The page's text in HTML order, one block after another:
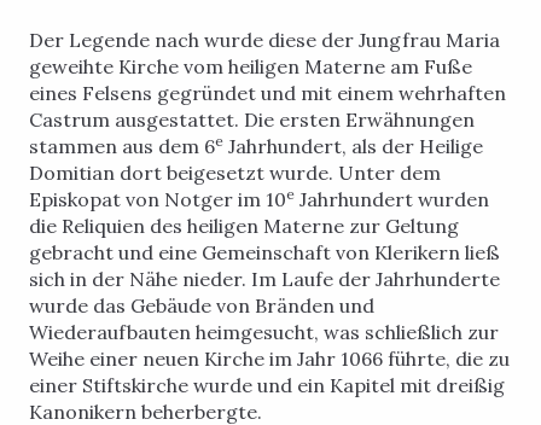
Der Legende nach wurde diese der Jungfrau Maria
geweihte Kirche vom heiligen Materne am Fuße
eines Felsens gegründet und mit einem wehrhaften
Castrum ausgestattet. Die ersten Erwähnungen
stammen aus dem 6e Jahrhundert, als der Heilige
Domitian dort beigesetzt wurde. Unter dem
Episkopat von Notger im 10e Jahrhundert wurden
die Reliquien des heiligen Materne zur Geltung
gebracht und eine Gemeinschaft von Klerikern ließ
sich in der Nähe nieder. Im Laufe der Jahrhunderte
wurde das Gebäude von Bränden und
Wiederaufbauten heimgesucht, was schließlich zur
Weihe einer neuen Kirche im Jahr 1066 führte, die zu
einer Stiftskirche wurde und ein Kapitel mit dreißig
Kanonikern beherbergte.